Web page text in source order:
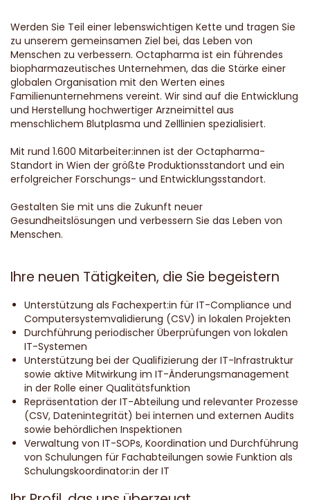
Werden Sie Teil einer lebenswichtigen Kette und tragen Sie
zu unserem gemeinsamen Ziel bei, das Leben von
Menschen zu verbessern. Octapharma ist ein führendes
biopharmazeutisches Unternehmen, das die Stärke einer
globalen Organisation mit den Werten eines
Familienunternehmens vereint. Wir sind auf die Entwicklung
und Herstellung hochwertiger Arzneimittel aus
menschlichem Blutplasma und Zelllinien spezialisiert.
Mit rund 1.600 Mitarbeiter:innen ist der Octapharma-
Standort in Wien der größte Produktionsstandort und ein
erfolgreicher Forschungs- und Entwicklungsstandort.
Gestalten Sie mit uns die Zukunft neuer
Gesundheitslösungen und verbessern Sie das Leben von
Menschen.
Ihre neuen Tätigkeiten, die Sie begeistern
Unterstützung als Fachexpert:in für IT-Compliance und
Computersystemvalidierung (CSV) in lokalen Projekten
Durchführung periodischer Überprüfungen von lokalen
IT-Systemen
Unterstützung bei der Qualifizierung der IT-Infrastruktur
sowie aktive Mitwirkung im IT-Änderungsmanagement
in der Rolle einer Qualitätsfunktion
Repräsentation der IT-Abteilung und relevanter Prozesse
(CSV, Datenintegrität) bei internen und externen Audits
sowie behördlichen Inspektionen
Verwaltung von IT-SOPs, Koordination und Durchführung
von Schulungen für Fachabteilungen sowie Funktion als
Schulungskoordinator:in der IT